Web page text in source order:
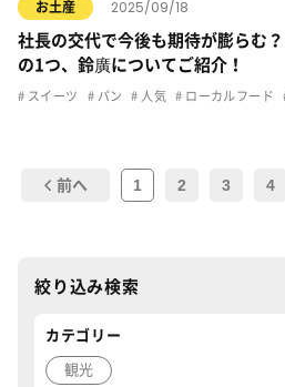
お土産 2025/09/18
社長の交代で今後も期待が膨らむ
の1つ、鈴廣についてご紹介！
スイーツ パン 人気 ローカルフード
前へ 1 2 3 4
絞り込み検索
カテゴリー
観光